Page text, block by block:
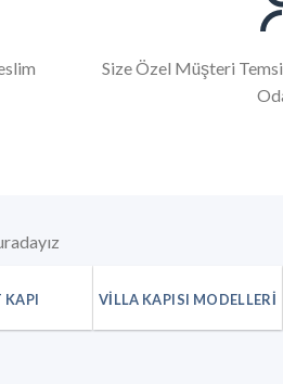
Size Özel Müşteri
KAPI VILLA KAPISI MODELLERI